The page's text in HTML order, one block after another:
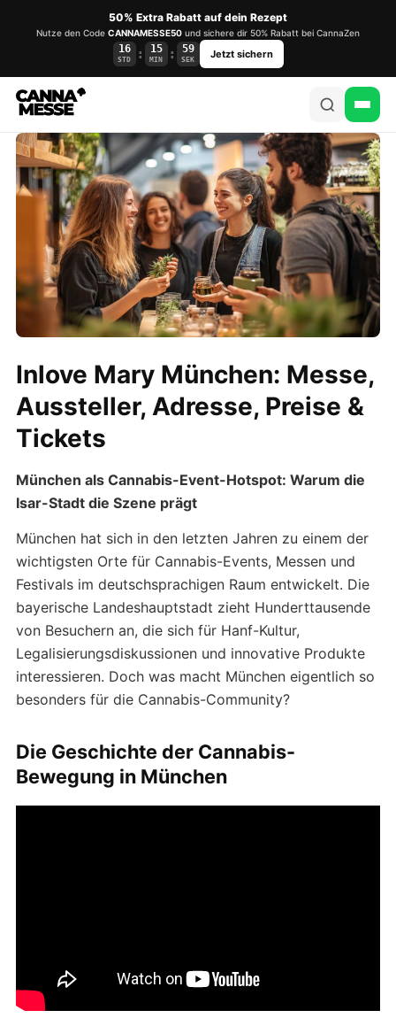
50% Extra Rabatt auf dein Rezept
Nutze den Code CANNAMESSE50 und sichere dir 50% Rabatt bei CannaZen
16
STD : 15
MIN : 58
SEK Jetzt sichern
Inlove Mary München: Messe,
Aussteller, Adresse, Preise &
Tickets
München als Cannabis-Event-Hotspot: Warum die
Isar-Stadt die Szene prägt
München hat sich in den letzten Jahren zu einem der
wichtigsten Orte für Cannabis-Events, Messen und
Festivals im deutschsprachigen Raum entwickelt. Die
bayerische Landeshauptstadt zieht Hunderttausende
von Besuchern an, die sich für Hanf-Kultur,
Legalisierungsdiskussionen und innovative Produkte
interessieren. Doch was macht München eigentlich so
besonders für die Cannabis-Community?
Die Geschichte der Cannabis-
Bewegung in München